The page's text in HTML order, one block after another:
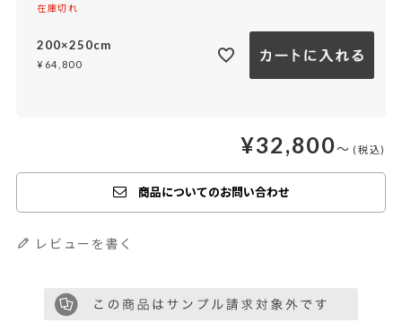
在庫切れ
200×250cm
¥ 64,800
¥32,800〜
商品についてのお問い合わせ
レビューを書く